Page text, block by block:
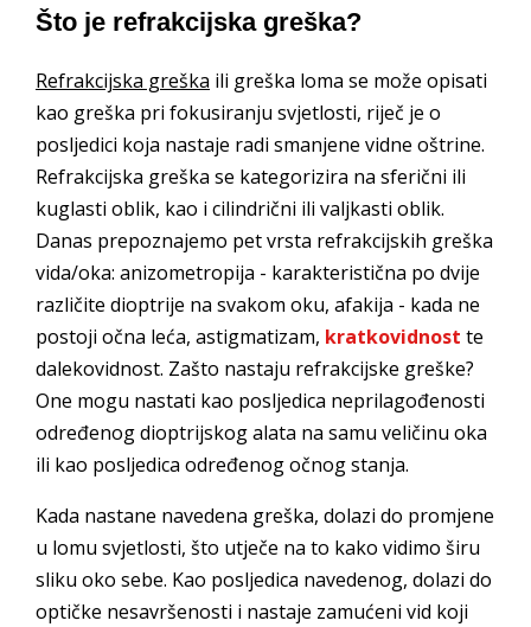
Što je refrakcijska greška?
Refrakcijska greška ili greška loma se može opisati
kao greška pri fokusiranju svjetlosti, riječ je o
posljedici koja nastaje radi smanjene vidne oštrine.
Refrakcijska greška se kategorizira na sferični ili
kuglasti oblik, kao i cilindrični ili valjkasti oblik.
Danas prepoznajemo pet vrsta refrakcijskih greška
vida/oka: anizometropija - karakteristična po dvije
različite dioptrije na svakom oku, afakija - kada ne
postoji očna leća, astigmatizam, kratkovidnost te
dalekovidnost. Zašto nastaju refrakcijske greške?
One mogu nastati kao posljedica neprilagođenosti
određenog dioptrijskog alata na samu veličinu oka
ili kao posljedica određenog očnog stanja.
Kada nastane navedena greška, dolazi do promjene
u lomu svjetlosti, što utječe na to kako vidimo širu
sliku oko sebe. Kao posljedica navedenog, dolazi do
optičke nesavršenosti i nastaje zamućeni vid koji